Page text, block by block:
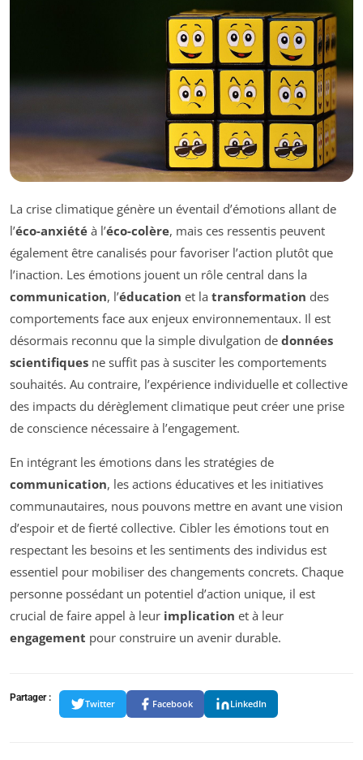
La crise climatique génère un éventail d’émotions allant de
l’éco-anxiété à l’éco-colère, mais ces ressentis peuvent
également être canalisés pour favoriser l’action plutôt que
l’inaction. Les émotions jouent un rôle central dans la
communication, l’éducation et la transformation des
comportements face aux enjeux environnementaux. Il est
désormais reconnu que la simple divulgation de données
scientifiques ne suffit pas à susciter les comportements
souhaités. Au contraire, l’expérience individuelle et collective
des impacts du dérèglement climatique peut créer une prise
de conscience nécessaire à l’engagement.
En intégrant les émotions dans les stratégies de
communication, les actions éducatives et les initiatives
communautaires, nous pouvons mettre en avant une vision
d’espoir et de fierté collective. Cibler les émotions tout en
respectant les besoins et les sentiments des individus est
essentiel pour mobiliser des changements concrets. Chaque
personne possédant un potentiel d’action unique, il est
crucial de faire appel à leur implication et à leur
engagement pour construire un avenir durable.
Partager :
Twitter Facebook LinkedIn